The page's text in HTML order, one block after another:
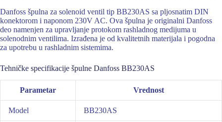
Danfoss špulna za solenoid ventil tip BB230AS sa pljosnatim DIN
konektorom i naponom 230V AC. Ova špulna je originalni Danfoss
deo namenjen za upravljanje protokom rashladnog medijuma u
solenodnim ventilima. Izrađena je od kvalitetnih materijala i pogodna
za upotrebu u rashladnim sistemima.
Tehničke specifikacije špulne Danfoss BB230AS
Parametar Vrednost
Model BB230AS